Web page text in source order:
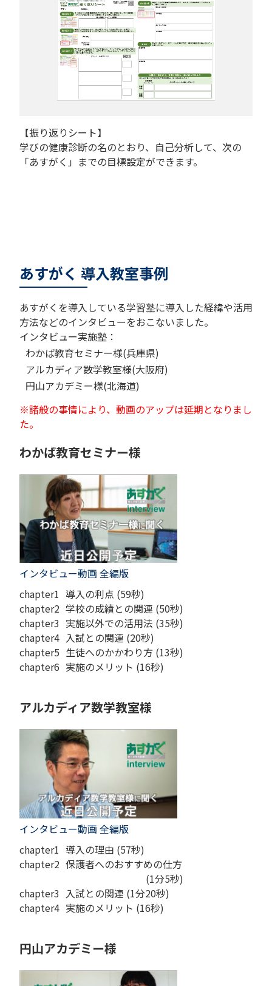
【振り返りシート】
学びの健康診断の名のとおり、自己分析して、次の
「あすがく」までの目標設定ができます。
あすがく 導入教室事例
あすがくを導入している学習塾に導入した経緯や活用
方法などのインタビューをおこないました。
インタビュー実施塾：
わかば教育セミナー様(兵庫県)
アルカディア数学教室様(大阪府)
円山アカデミー様(北海道)
※諸般の事情により、動画のアップは延期となりまし
た。
わかば教育セミナー様
インタビュー動画 全編版
chapter1 導入の利点 (59秒)
chapter2 学校の成績との関連 (50秒)
chapter3 実施以外での活用法 (35秒)
chapter4 入試との関連 (20秒)
chapter5 生徒へのかかわり方 (13秒)
chapter6 実施のメリット (16秒)
アルカディア数学教室様
インタビュー動画 全編版
chapter1 導入の理由 (57秒)
chapter2 保護者へのおすすめの仕方
(1分5秒)
chapter3 入試との関連 (1分20秒)
chapter4 実施のメリット (16秒)
円山アカデミー様